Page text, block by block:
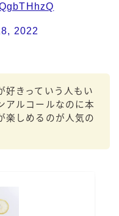
2022
好きっていう人もい
アルコールなのに本
楽しめるのが人気の